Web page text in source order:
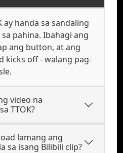
ay handa sa sandaling
pahina. Ibahagi ang
ang button, at ang
kicks off - walang pag-
video na
TTOK?
lamang ang
sa isang Bilibili clip?